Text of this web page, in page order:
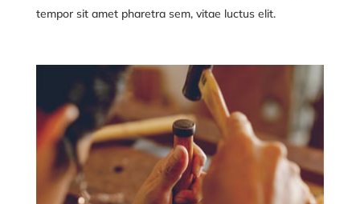
tempor sit amet pharetra sem, vitae luctus elit.